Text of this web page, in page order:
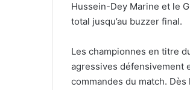
Hussein-Dey Marine et le
total jusqu’au buzzer final.
Les championnes en titre
agressives défensivement
commandes du match.